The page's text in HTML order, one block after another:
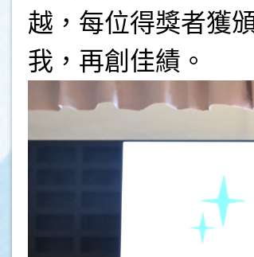
越，每位得獎者獲
我，再創佳績。